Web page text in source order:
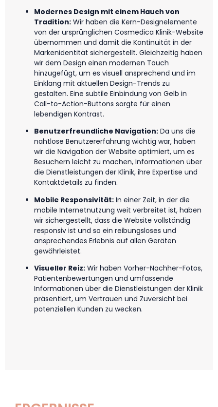
Modernes Design mit einem Hauch von
Tradition: Wir haben die Kern-Designelemente
von der ursprünglichen Cosmedica Klinik-Website
übernommen und damit die Kontinuität in der
Markenidentität sichergestellt. Gleichzeitig haben
wir dem Design einen modernen Touch
hinzugefügt, um es visuell ansprechend und im
Einklang mit aktuellen Design-Trends zu
gestalten. Eine subtile Einbindung von Gelb in
Call-to-Action-Buttons sorgte für einen
lebendigen Kontrast.
Benutzerfreundliche Navigation: Da uns die
nahtlose Benutzererfahrung wichtig war, haben
wir die Navigation der Website optimiert, um es
Besuchern leicht zu machen, Informationen über
die Dienstleistungen der Klinik, ihre Expertise und
Kontaktdetails zu finden.
Mobile Responsivität: In einer Zeit, in der die
mobile Internetnutzung weit verbreitet ist, haben
wir sichergestellt, dass die Website vollständig
responsiv ist und so ein reibungsloses und
ansprechendes Erlebnis auf allen Geräten
gewährleistet.
Visueller Reiz: Wir haben Vorher-Nachher-Fotos,
Patientenbewertungen und umfassende
Informationen über die Dienstleistungen der Klinik
präsentiert, um Vertrauen und Zuversicht bei
potenziellen Kunden zu wecken.